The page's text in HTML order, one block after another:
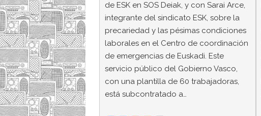
de ESK en SOS Deiak, y con Sarai Arce,
integrante del sindicato ESK, sobre la
precariedad y las pésimas condiciones
laborales en el Centro de coordinación
de emergencias de Euskadi. Este
servicio público del Gobierno Vasco,
con una plantilla de 60 trabajadoras,
está subcontratado a…